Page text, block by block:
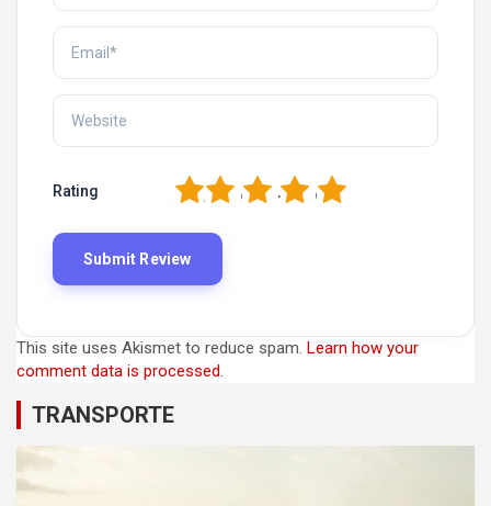
Rating 5
4
3
2
This site uses Akismet to reduce spam. Learn how your
comment data is processed.
TRANSPORTE